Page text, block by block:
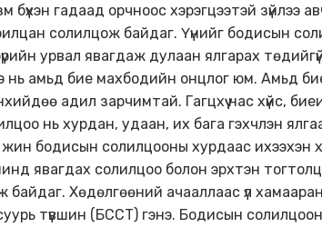
бүхэн гадаад орчноос хэрэгцээтэй зүйлээ
солилцож байдаг. Үүнийг бодисын
урвал явагдаж дулаан ялгарах
нь амьд бие махбодийн онцлог юм. Амьд
адил зарчимтай. Гагцхүү нас хүйс,
нь хурдан, удаан, их бага гэхчлэн
бодисын солилцооны хурдаас ихээхэн
явагдах солилцоо болон эрхтэн
байдаг. Хөдөлгөөний ачааллаас үл
түвшин (БССТ) гэнэ. Бодисын